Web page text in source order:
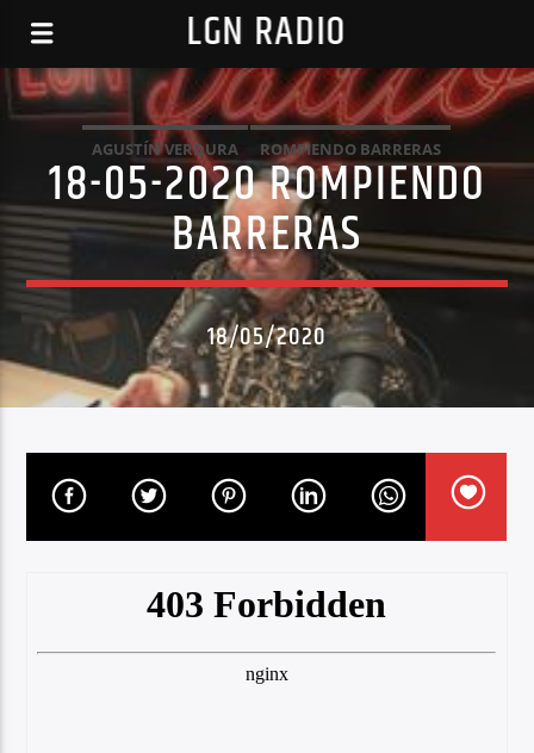
LGN RADIO
AGUSTÍN VERDURA ROMPIENDO BARRERAS
18-05-2020 ROMPIENDO
BARRERAS
18/05/2020